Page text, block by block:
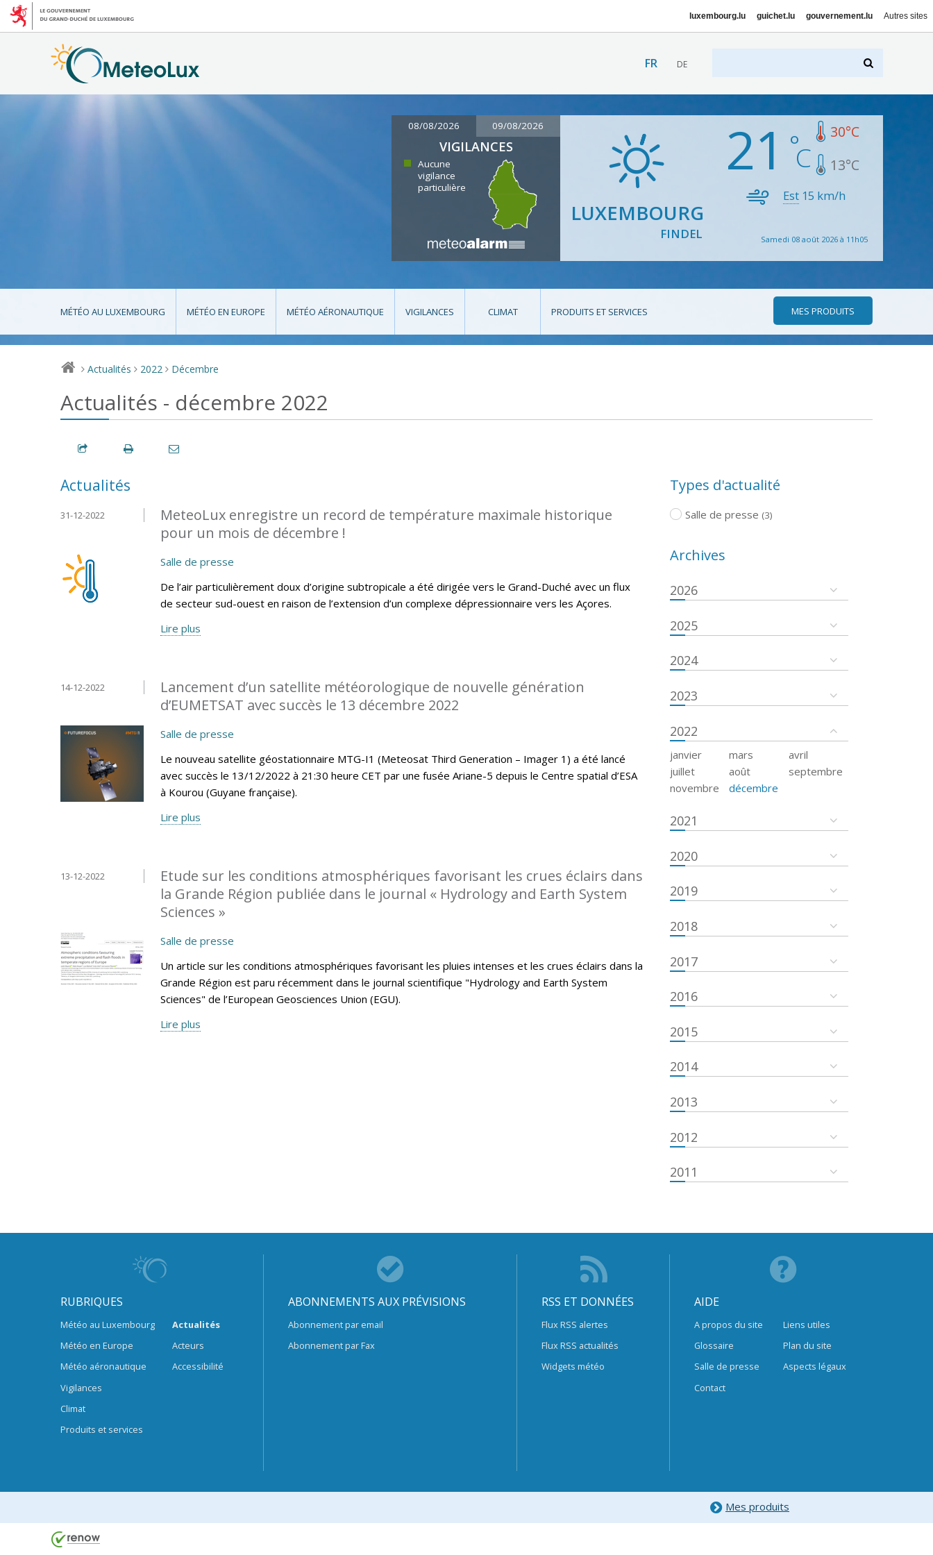
luxembourg.lu guichet.lu gouvernement.lu Autres sites
FR DE
08/08/2026 09/08/2026
VIGILANCES
Aucune
vigilance
particulière
LUXEMBOURG
FINDEL
21 30°C
13°C
Est15 km/h
Samedi 08 août 2026 à 11h05
MÉTÉO AU LUXEMBOURG MÉTÉO EN EUROPE MÉTÉO AÉRONAUTIQUE VIGILANCES CLIMAT PRODUITS ET SERVICES MES PRODUITS
> Actualités > 2022 > Décembre
Actualités - décembre 2022
Actualités
MeteoLux enregistre un record de température maximale historique
pour un mois de décembre !
31-12-2022
Salle de presse
De l’air particulièrement doux d’origine subtropicale a été dirigée vers le Grand-Duché avec un flux
de secteur sud-ouest en raison de l’extension d’un complexe dépressionnaire vers les Açores.
Lire plus
Lancement d’un satellite météorologique de nouvelle génération
d’EUMETSAT avec succès le 13 décembre 2022
14-12-2022
Salle de presse
Le nouveau satellite géostationnaire MTG-I1 (Meteosat Third Generation – Imager 1) a été lancé
avec succès le 13/12/2022 à 21:30 heure CET par une fusée Ariane-5 depuis le Centre spatial d’ESA
à Kourou (Guyane française).
Lire plus
Etude sur les conditions atmosphériques favorisant les crues éclairs dans
la Grande Région publiée dans le journal « Hydrology and Earth System
Sciences »
13-12-2022
Salle de presse
Un article sur les conditions atmosphériques favorisant les pluies intenses et les crues éclairs dans la
Grande Région est paru récemment dans le journal scientifique "Hydrology and Earth System
Sciences" de l’European Geosciences Union (EGU).
Lire plus
Types d'actualité
Salle de presse (3)
Archives
2026
2025
2024
2023
2022
janvier mars
avril
juillet
août
septembre
novembre
décembre
2021
2020
2019
2018
2017
2016
2015
2014
2013
2012
2011
RUBRIQUES
Météo au Luxembourg
Météo en Europe
Météo aéronautique
Vigilances
Climat
Produits et services
Actualités
Acteurs
Accessibilité
ABONNEMENTS AUX PRÉVISIONS
Abonnement par email
Abonnement par Fax
RSS ET DONNÉES
Flux RSS alertes
Flux RSS actualités
Widgets météo
AIDE
A propos du site
Glossaire
Salle de presse
Contact
Liens utiles
Plan du site
Aspects légaux
Mes produits